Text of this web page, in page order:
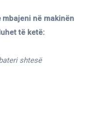
në makinën
të ketë:
shtesë